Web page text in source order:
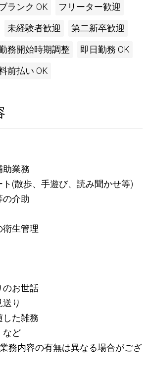
ランク OK フリーター歓迎
未経験者歓迎 第二新卒歓迎
務開始時期調整 即日勤務 OK
前払い OK
助業務
ト(散歩、手遊び、読み聞かせ等)
の介助
衛生管理
のお世話
送り
した雑務
など
務内容の有無は異なる場合がござ